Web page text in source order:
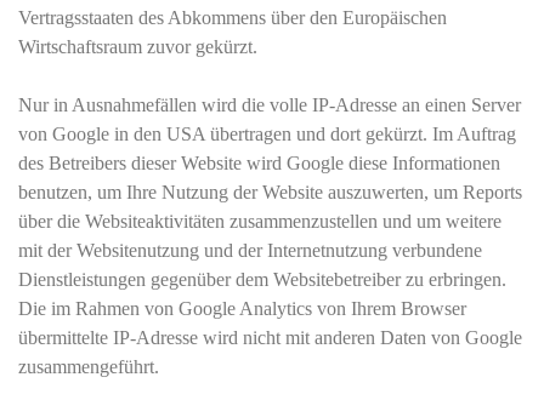
Vertragsstaaten des Abkommens über den Europäischen
Wirtschaftsraum zuvor gekürzt.
Nur in Ausnahmefällen wird die volle IP-Adresse an einen Server
von Google in den USA übertragen und dort gekürzt. Im Auftrag
des Betreibers dieser Website wird Google diese Informationen
benutzen, um Ihre Nutzung der Website auszuwerten, um Reports
über die Websiteaktivitäten zusammenzustellen und um weitere
mit der Websitenutzung und der Internetnutzung verbundene
Dienstleistungen gegenüber dem Websitebetreiber zu erbringen.
Die im Rahmen von Google Analytics von Ihrem Browser
übermittelte IP-Adresse wird nicht mit anderen Daten von Google
zusammengeführt.